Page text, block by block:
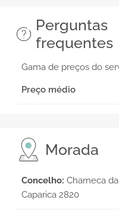
Perguntas
frequentes
Gama de preços do
Preço médio
Morada
Concelho: Charneca da
Caparica 2820